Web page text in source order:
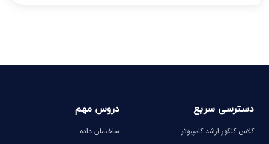
دسترسی سریع
کلاس کنکور ارشد کامپیوتر
دروس مهم
ساختمان داده